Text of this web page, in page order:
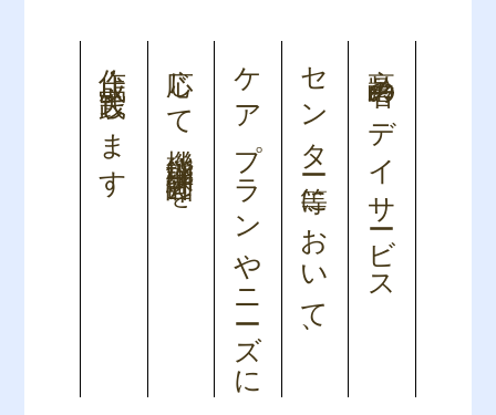
高齢者のデイサービス
センター等において、
ケアプランやニーズに
応じて機能訓練計画を
作成・実践します